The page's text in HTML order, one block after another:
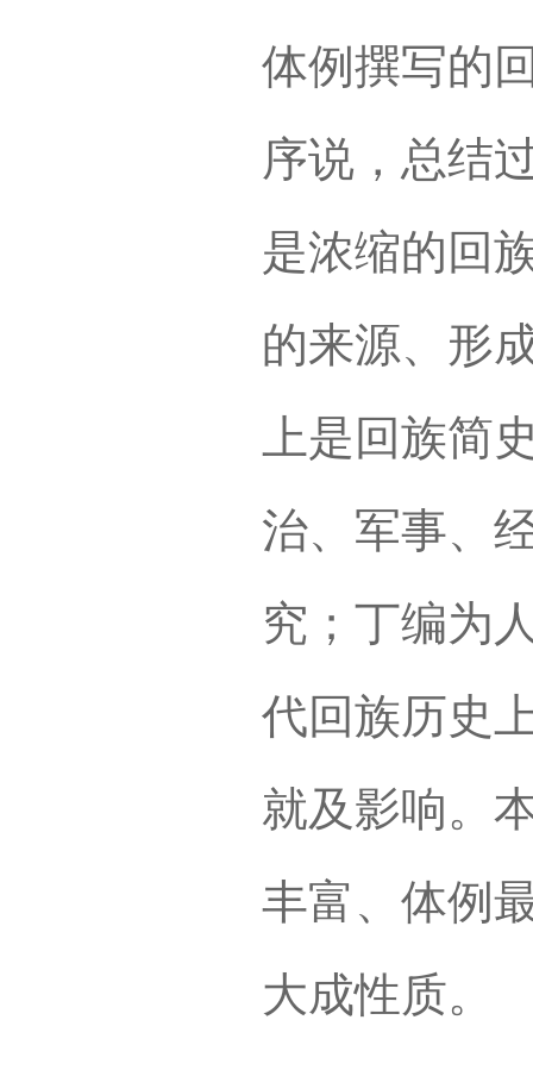
体例撰写的
序说，总结
是浓缩的回
的来源、形
上是回族简
治、军事、
究；丁编为
代回族历史
就及影响。
丰富、体例
大成性质。